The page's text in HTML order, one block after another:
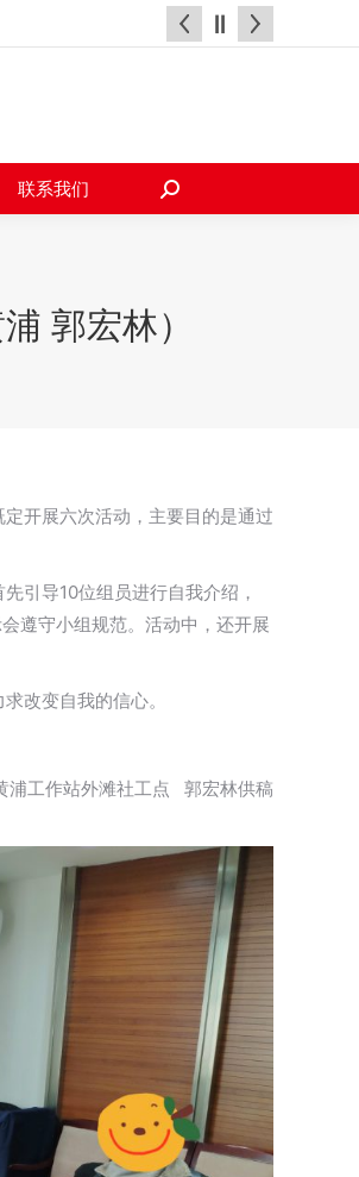
联系我们
搜
郭宏林）
开展六次活动，主要目的是通过
引导10位组员进行自我介绍，
遵守小组规范。活动中，还开展
改变自我的信心。
浦工作站外滩社工点 郭宏林供稿
公告 联系我们
搜